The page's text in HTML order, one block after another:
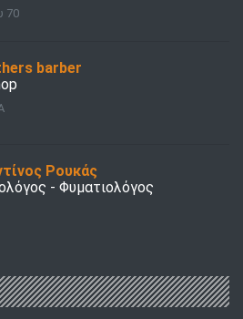
70
barber
Ρουκάς
- Φυματιολόγος